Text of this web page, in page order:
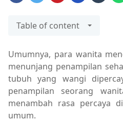
Table of content
Umumnya, para wanita
menunjang penampilan
tubuh yang wangi
penampilan seorang
menambah rasa percaya
umum.